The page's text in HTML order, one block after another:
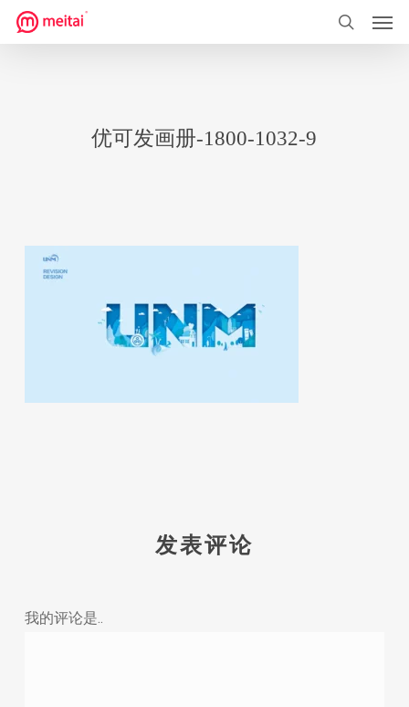
到
搜索
优可发画册-1800-1032-9
发表评论
我的评论是..